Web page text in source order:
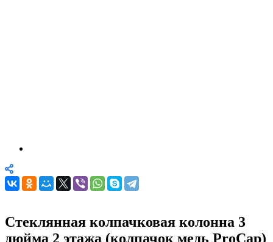
Стеклянная колпачковая колонна 3
дюйма 2 этажа (колпачок медь ProCap)